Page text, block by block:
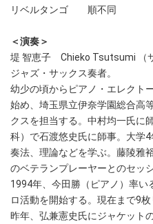
リベルタンゴ 順不同
＜演奏＞
堤 智恵子 Chieko Tsutsumi （
ジャズ・サックス奏者。
幼少の頃からピアノ・エレクト
始め、埼玉県立伊奈学園総合高
クスを担当する。中村均一氏に
科）で石渡悠史氏に師事。大学
奏法、理論などを学ぶ。藤陵雅
のベテランプレーヤーとのセッ
1994年、今田勝（ピアノ）率い
ロ活動を開始する。現在まで9
昨年、弘兼憲史氏にジャケット